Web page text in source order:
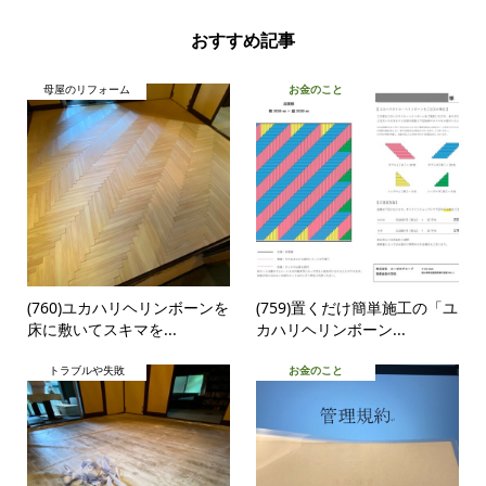
おすすめ記事
母屋のリフォーム
(760)ユカハリヘリンボーンを
床に敷いてスキマを...
お金のこと
(759)置くだけ簡単施工の「ユ
カハリヘリンボーン...
トラブルや失敗 お金のこと